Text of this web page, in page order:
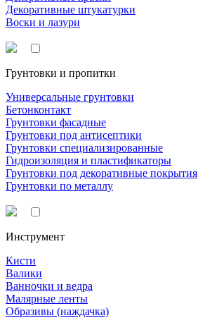
Декоративные штукатурки
Воски и лазури
Грунтовки и пропитки
Универсальные грунтовки
Бетонконтакт
Грунтовки фасадные
Грунтовки под антисептики
Грунтовки специализированные
Гидроизоляция и пластификаторы
Грунтовки под декоративные покрытия
Грунтовки по металлу
Инструмент
Кисти
Валики
Ванночки и ведра
Малярные ленты
Образивы (наждачка)